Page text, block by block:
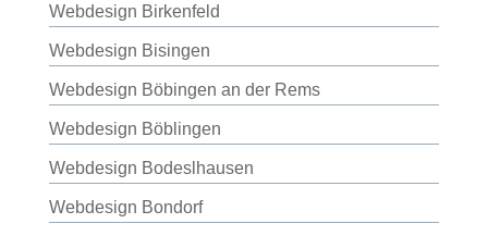
Webdesign Birkenfeld
Webdesign Bisingen
Webdesign Böbingen an der Rems
Webdesign Böblingen
Webdesign Bodeslhausen
Webdesign Bondorf